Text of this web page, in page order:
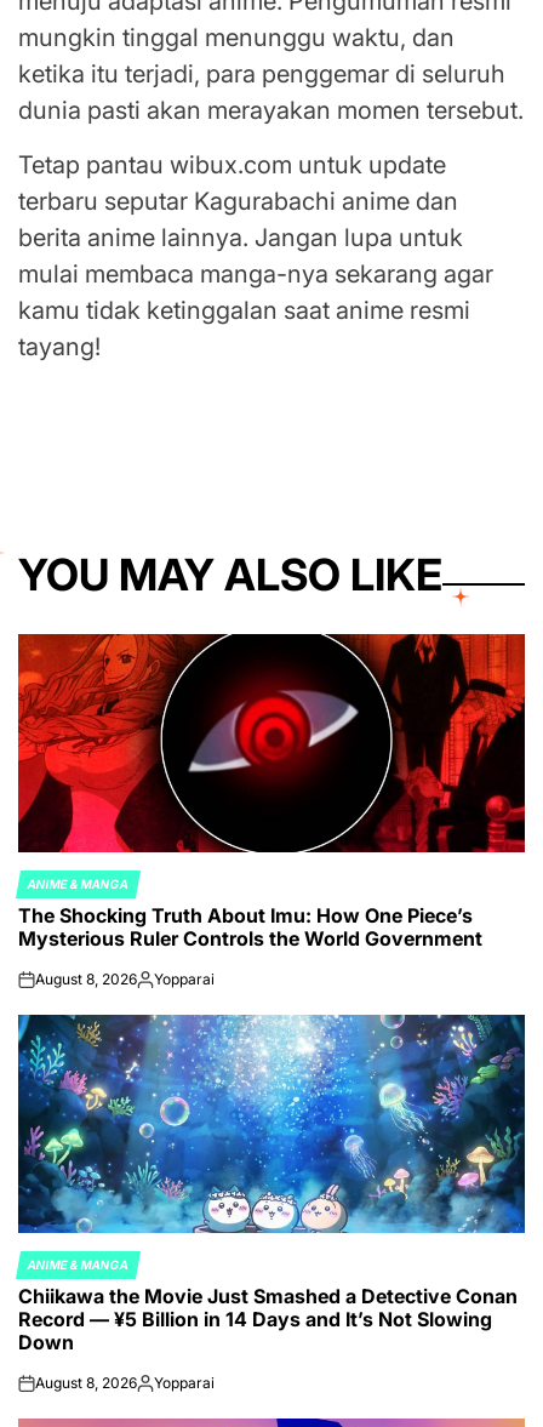
mungkin tinggal menunggu waktu, dan
ketika itu terjadi, para penggemar di seluruh
dunia pasti akan merayakan momen tersebut.
Tetap pantau wibux.com untuk update
terbaru seputar Kagurabachi anime dan
berita anime lainnya. Jangan lupa untuk
mulai membaca manga-nya sekarang agar
kamu tidak ketinggalan saat anime resmi
tayang!
YOU MAY ALSO LIKE
POSTED
IN
ANIME & MANGA
The Shocking Truth About Imu: How One Piece’s
Mysterious Ruler Controls the World Government
onAugust 8, 2026Posted
Yopparai
POSTED
IN
ANIME & MANGA
Chiikawa the Movie Just Smashed a Detective Conan
Record — ¥5 Billion in 14 Days and It’s Not Slowing
Down
onAugust 8, 2026Posted
Yopparai